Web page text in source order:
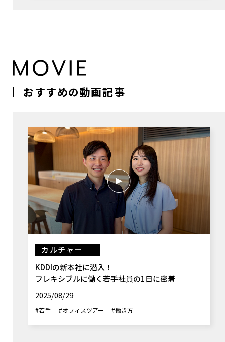
おすすめの動画記事
カルチャー
KDDIの新本社に潜入！
フレキシブルに働く若手社員の1日に密着
2025/08/29
#若手 #オフィスツアー #働き方